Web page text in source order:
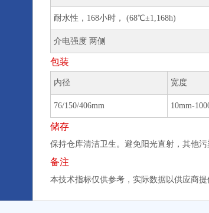
耐水性，168小时， (68℃±1,168h)
介电强度 两侧
包装
内径 宽度
76/150/406mm 10mm-
储存
保持仓库清洁卫生。避免阳光直射，其他
备注
本技术指标仅供参考，实际数据以供应商提